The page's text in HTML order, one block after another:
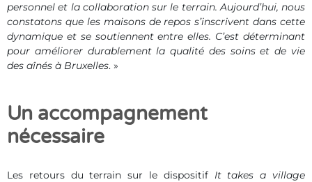
personnel et la collaboration sur le terrain. Aujourd’hui, nous
constatons que les maisons de repos s’inscrivent dans cette
dynamique et se soutiennent entre elles. C’est déterminant
pour améliorer durablement la qualité des soins et de vie
des aînés à Bruxelles. »
Un accompagnement
nécessaire
Les retours du terrain sur le dispositif It takes a village